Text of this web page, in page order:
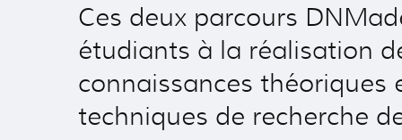
Ces deux parcours
étudiants à la réalisation
connaissances théoriques
techniques de recherche